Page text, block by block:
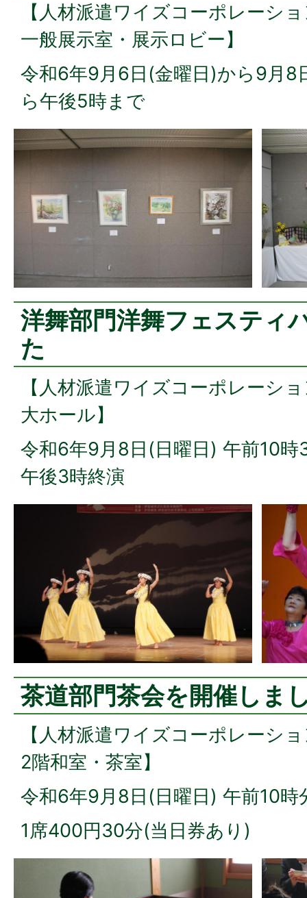
【人材派遣ワイズコーポレーシ
一般展示室・展示ロビー】
令和6年9月6日(金曜日)から9月8
ら午後5時まで
洋舞部門洋舞フェスティ
た
【人材派遣ワイズコーポレーシ
大ホール】
令和6年9月8日(日曜日) 午前10時
午後3時終演
茶道部門茶会を開催しま
【人材派遣ワイズコーポレーシ
2階和室・茶室】
令和6年9月8日(日曜日) 午前10
1席400円30分(当日券あり)